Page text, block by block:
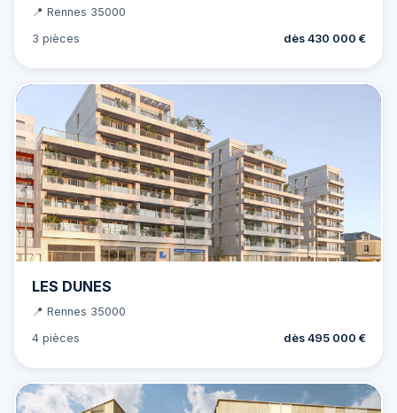
📍 Rennes 35000
3 pièces
dès 430 000 €
LES DUNES
📍 Rennes 35000
4 pièces
dès 495 000 €